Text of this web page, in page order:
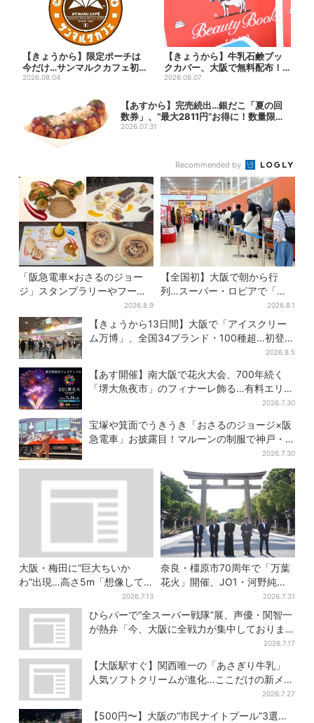
【きょうから】限定ポーチは
今だけ…サンマルクカフェ初の
「夏福袋」、実質無料でレア...
2026.08.04
【きょうから】牛乳石鹸ブッ
クカバー、大阪で無料配布！
先着1000名に「牛のカー...
2026.08.07
【あすから】完売続出…銀だこ「夏の回
数券」、“最大2811円”お得に！数量限定
で
2026.07.31
Recommended by
「阪急電車×おさるのジョー
ジ」スタンプラリーやフード
販売…梅田にジョージの大好
きスイーツ「カノーリ」登場
2026.8.9
【全国初】大阪で朝から行
列…スーパー・ロピアで「ど
デカ抽選会」、開始30分で“1
等黒毛和牛”の当選も
2026.8.1
【きょうから13日間】大阪で「アイスクリー
ム万博」、全国34ブランド・100種超…初登場
2026.8.5
【あす開催】南大阪で花火大会、700年続く
「堺大魚夜市」のフィナーレ飾る…有料エリア
2026.7.30
宝塚や箕面でうきうき「おさるのジョージ×阪
急電車」お披露目！マルーンの制服で神戸・
2026.7.30
大阪・梅田に“巨大ちいか
わ”出現…高さ5m「想像して
たより結構デカい」「ちい
さ…くはない」
2026.7.13
奈良・橿原市70周年で「万葉
花火」開催、JO1・河野純喜
がアンバサダーに…グループ
楽曲ともシンクロ
2026.7.31
ひらパーで“全スーパー戦隊”展、声優・関智一
が熱弁「今、大阪に全戦力が集中しておりま
2026.7.17
【大阪駅すぐ】関西唯一の「あさぎり牛乳」
人気ソフトクリームが進化…ここだけの新メニ
2026.7.27
【500円〜】大阪の“市民ナイトプール”3選…